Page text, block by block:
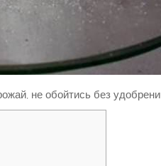
не обойтись без